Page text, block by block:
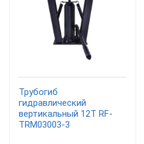
Трубогиб
гидравлический
вертикальный 12Т RF-
TRM03003-3